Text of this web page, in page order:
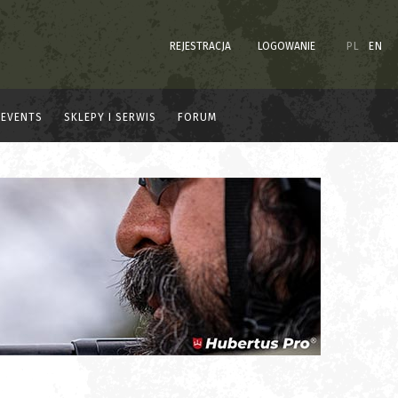
REJESTRACJA LOGOWANIE PL EN
EVENTS SKLEPY I SERWIS FORUM